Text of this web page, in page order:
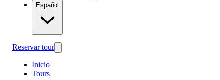
Español
Reservar tour
Inicio
Tours